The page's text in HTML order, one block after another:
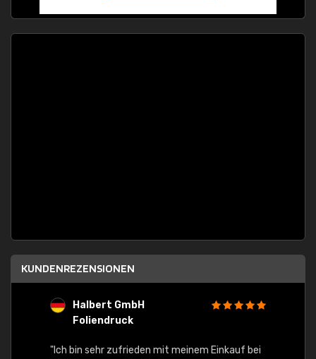
KUNDENREZENSIONEN
Halbert GmbH
Foliendruck
"Ich bin sehr zufrieden mit meinem Einkauf bei